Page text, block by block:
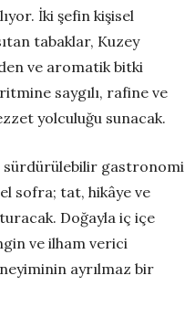
İki şefin kişisel
tabaklar, Kuzey
ve aromatik bitki
saygılı, rafine ve
yolculuğu sunacak.
sürdürülebilir gastronomi
sofra; tat, hikâye ve
Doğayla iç içe
ve ilham verici
ayrılmaz bir